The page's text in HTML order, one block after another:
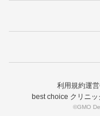
利用規約運
best choice クリニッ
©GMO